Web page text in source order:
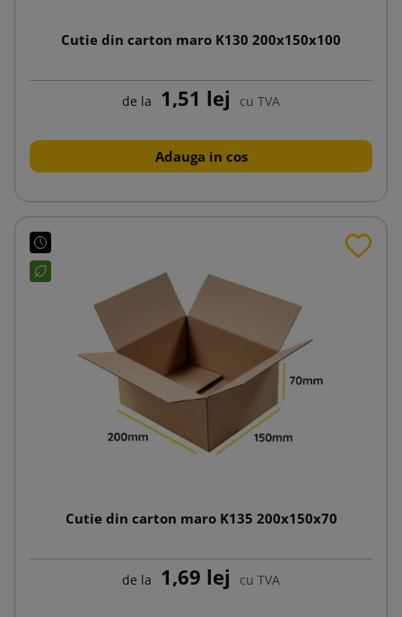
Cutie din carton maro K130 200x150x100
de la 1,51 lej cu TVA
Adauga in cos
Cutie din carton maro K135 200x150x70
de la 1,69 lej cu TVA